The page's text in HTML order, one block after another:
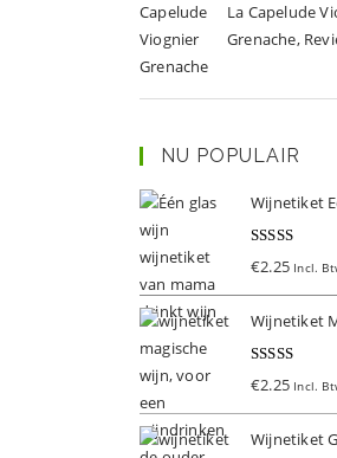
La Capelude
Grenache,
NU POPULAIR
Wijnetiket
Gewaardeer
€2.25 Incl.
Wijnetiket
Gewaardeer
€2.25 Incl.
Wijnetiket